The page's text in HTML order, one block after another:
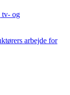
tv- og
arbejde for